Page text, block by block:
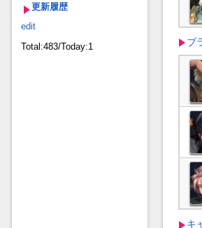
更新履歴
edit
Total:483/Today:1
ブ
キ